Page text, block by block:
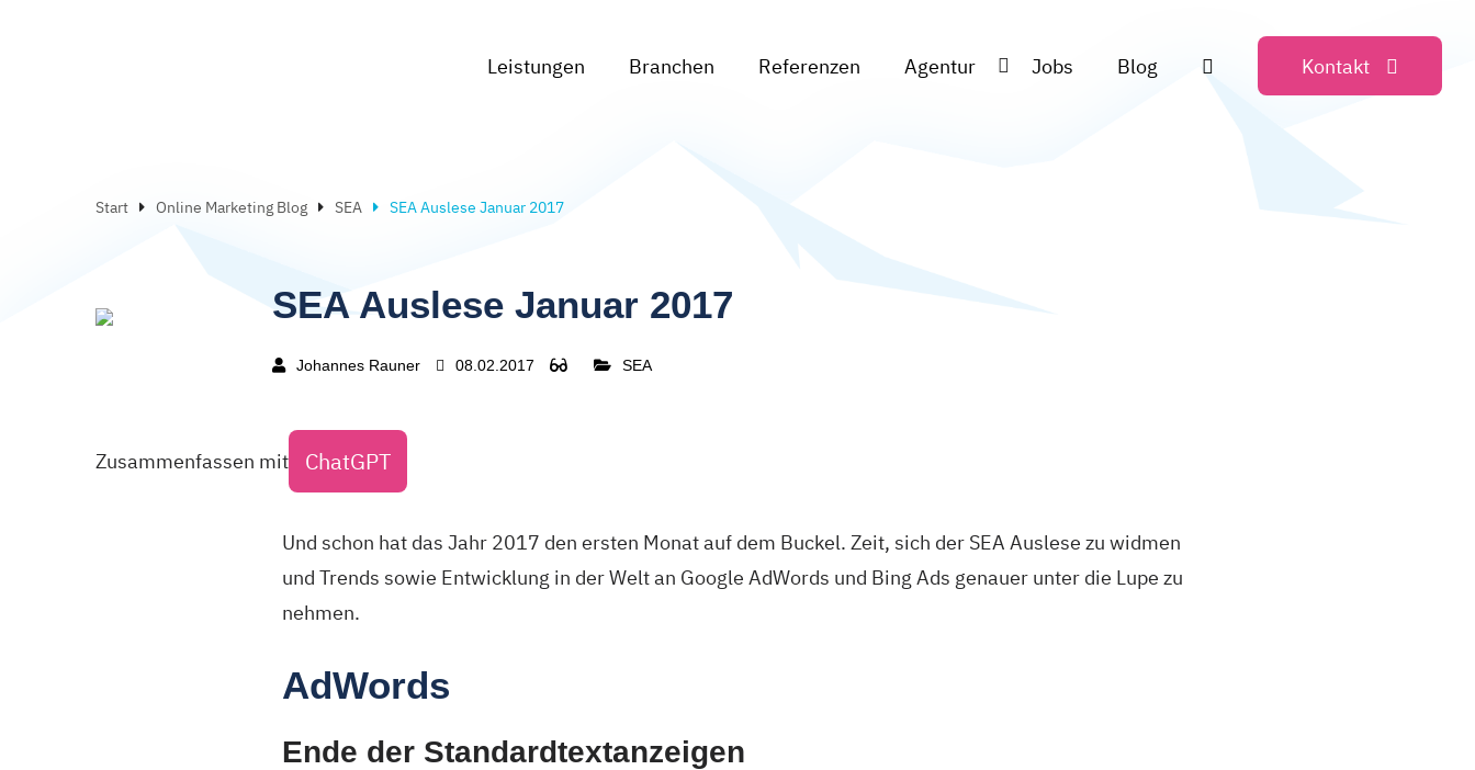
Leistungen Branchen Referenzen Agentur Jobs Blog Kontakt
Start Online Marketing Blog SEA SEA Auslese Januar 2017
SEA Auslese Januar 2017
Johannes Rauner 08.02.2017 SEA
Zusammenfassen mit ChatGPT
Und schon hat das Jahr 2017 den ersten Monat auf dem Buckel. Zeit, sich der SEA Auslese zu widmen
und Trends sowie Entwicklung in der Welt an Google AdWords und Bing Ads genauer unter die Lupe zu
nehmen.
AdWords
Ende der Standardtextanzeigen